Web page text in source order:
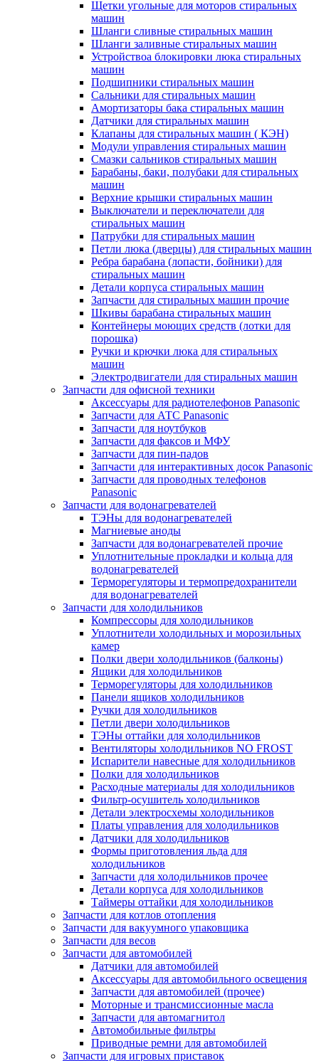
Щетки угольные для моторов стиральных
машин
Шланги сливные стиральных машин
Шланги заливные стиральных машин
Устройствоа блокировки люка стиральных
машин
Подшипники стиральных машин
Сальники для стиральных машин
Амортизаторы бака стиральных машин
Датчики для стиральных машин
Клапаны для стиральных машин ( КЭН)
Модули управления стиральных машин
Смазки сальников стиральных машин
Барабаны, баки, полубаки для стиральных
машин
Верхние крышки стиральных машин
Выключатели и переключатели для
стиральных машин
Патрубки для стиральных машин
Петли люка (дверцы) для стиральных машин
Ребра барабана (лопасти, бойники) для
стиральных машин
Детали корпуса стиральных машин
Запчасти для стиральных машин прочие
Шкивы барабана стиральных машин
Контейнеры моющих средств (лотки для
порошка)
Ручки и крючки люка для стиральных
машин
Электродвигатели для стиральных машин
Запчасти для офисной техники
Аксессуары для радиотелефонов Panasonic
Запчасти для АТС Panasonic
Запчасти для ноутбуков
Запчасти для факсов и МФУ
Запчасти для пин-падов
Запчасти для интерактивных досок Panasonic
Запчасти для проводных телефонов
Panasonic
Запчасти для водонагревателей
ТЭНы для водонагревателей
Магниевые аноды
Запчасти для водонагревателей прочие
Уплотнительные прокладки и кольца для
водонагревателей
Терморегуляторы и термопредохранители
для водонагревателей
Запчасти для холодильников
Компрессоры для холодильников
Уплотнители холодильных и морозильных
камер
Полки двери холодильников (балконы)
Ящики для холодильников
Терморегуляторы для холодильников
Панели ящиков холодильников
Ручки для холодильников
Петли двери холодильников
ТЭНы оттайки для холодильников
Вентиляторы холодильников NO FROST
Испарители навесные для холодильников
Полки для холодильников
Расходные материалы для холодильников
Фильтр-осушитель холодильников
Детали электросхемы холодильников
Платы управления для холодильников
Датчики для холодильников
Формы приготовления льда для
холодильников
Запчасти для холодильников прочее
Детали корпуса для холодильников
Таймеры оттайки для холодильников
Запчасти для котлов отопления
Запчасти для вакуумного упаковщика
Запчасти для весов
Запчасти для автомобилей
Датчики для автомобилей
Аксессуары для автомобильного освещения
Запчасти для автомобилей (прочее)
Моторные и трансмиссионные масла
Запчасти для автомагнитол
Автомобильные фильтры
Приводные ремни для автомобилей
Запчасти для игровых приставок